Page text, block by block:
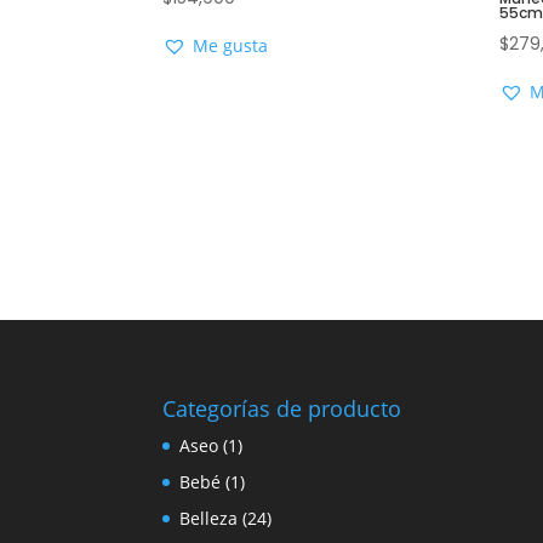
Me gusta
55cm
$
Categorías de producto
Aseo (1)
Bebé (1)
Belleza (24)